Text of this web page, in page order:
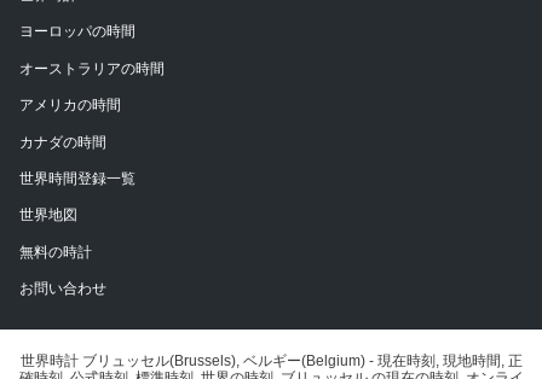
ヨーロッパの時間
オーストラリアの時間
アメリカの時間
カナダの時間
世界時間登録一覧
世界地図
無料の時計
お問い合わせ
世界時計 ブリュッセル(Brussels), ベルギー(Belgium) - 現在時刻, 現地時間, 正